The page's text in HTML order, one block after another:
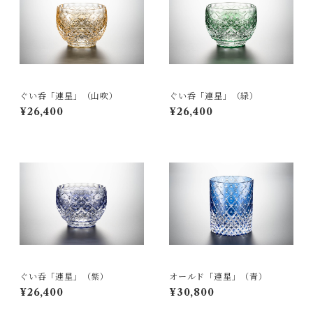
ぐい呑「連星」（山吹）
¥26,400
ぐい呑「連星」（緑）
¥26,400
ぐい呑「連星」（紫）
¥26,400
オールド「連星」（青）
¥30,800